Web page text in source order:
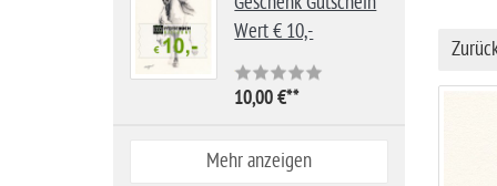
t
e
Wert € 10,-
10,00 €**
Mehr anzeigen